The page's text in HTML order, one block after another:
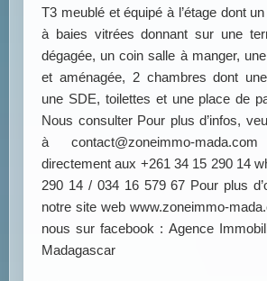
T3 meublé et équipé à l’étage dont
à baies vitrées donnant sur une
dégagée, un coin salle à manger,
et aménagée, 2 chambres dont
une SDE, toilettes et une place de
Nous consulter Pour plus d’infos,
à contact@zoneimmo-
directement aux +261 34 15 290 14
290 14 / 034 16 579 67 Pour plus
notre site web www.zoneimmo-
nous sur facebook : Agence
Madagascar